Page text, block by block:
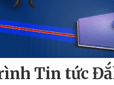
Tin tức